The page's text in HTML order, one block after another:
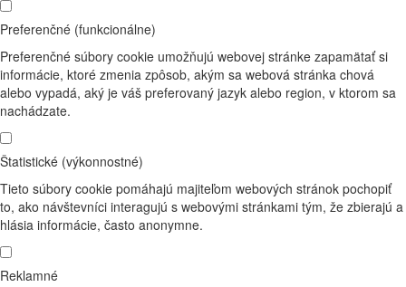
Preferenčné (funkcionálne)
Preferenčné súbory cookie umožňujú webovej stránke zapamätať si
informácie, ktoré zmenia zpôsob, akým sa webová stránka chová
alebo vypadá, aký je váš preferovaný jazyk alebo region, v ktorom sa
nachádzate.
Štatistické (výkonnostné)
Tieto súbory cookie pomáhajú majiteľom webových stránok pochopiť
to, ako návštevníci interagujú s webovými stránkami tým, že zbierajú a
hlásia informácie, často anonymne.
Reklamné